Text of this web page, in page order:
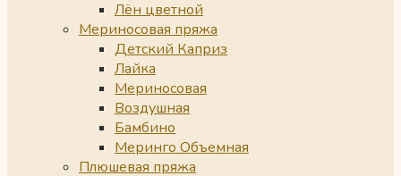
Лён цветной
Мериносовая пряжа
Детский Каприз
Лайка
Мериносовая
Воздушная
Бамбино
Меринго Объемная
Плюшевая пряжа